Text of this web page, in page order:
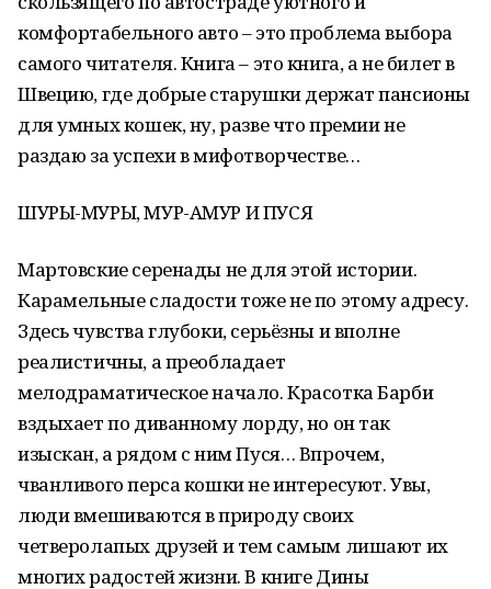
комфортабельного авто – это проблема выбора
самого читателя. Книга – это книга, а не билет в
Швецию, где добрые старушки держат пансионы
для умных кошек, ну, разве что премии не
раздаю за успехи в мифотворчестве…
ШУРЫ-МУРЫ, МУР-АМУР И ПУСЯ
Мартовские серенады не для этой истории.
Карамельные сладости тоже не по этому адресу.
Здесь чувства глубоки, серьёзны и вполне
реалистичны, а преобладает
мелодраматическое начало. Красотка Барби
вздыхает по диванному лорду, но он так
изыскан, а рядом с ним Пуся… Впрочем,
чванливого перса кошки не интересуют. Увы,
люди вмешиваются в природу своих
четверолапых друзей и тем самым лишают их
многих радостей жизни. В книге Дины